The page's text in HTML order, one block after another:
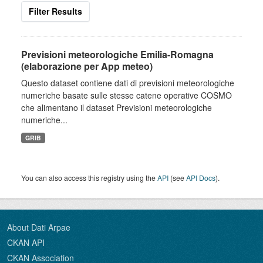
Filter Results
Previsioni meteorologiche Emilia-Romagna
(elaborazione per App meteo)
Questo dataset contiene dati di previsioni meteorologiche
numeriche basate sulle stesse catene operative COSMO
che alimentano il dataset Previsioni meteorologiche
numeriche...
GRIB
You can also access this registry using theAPI (seeAPI Docs).
About Dati Arpae
CKAN API
CKAN Association